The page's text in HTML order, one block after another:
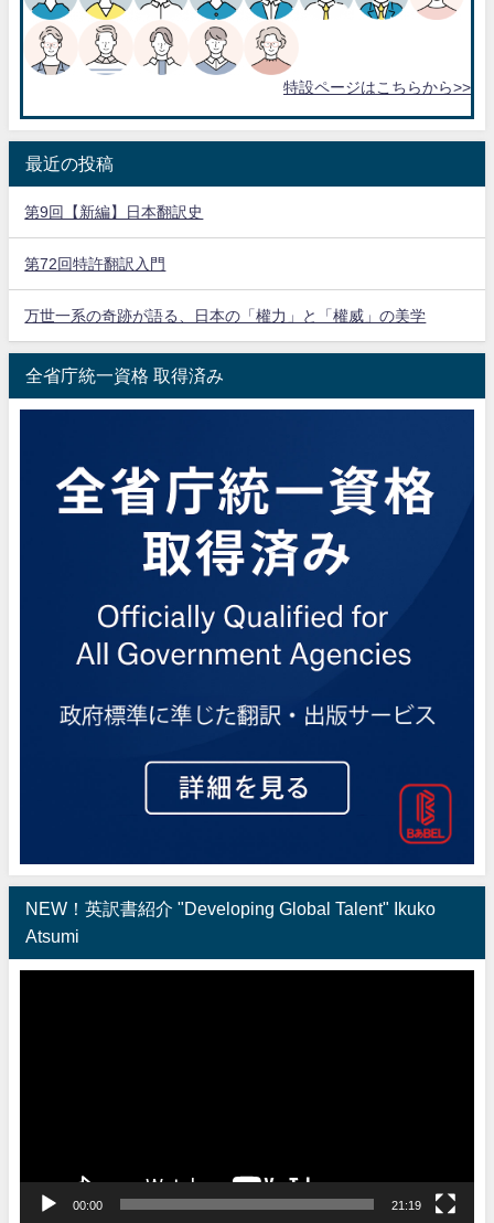
特設ページはこちらから>>
最近の投稿
第9回【新編】日本翻訳史
第72回特許翻訳入門
万世一系の奇跡が語る、日本の「權力」と「權威」の美学
全省庁統一資格 取得済み
NEW！英訳書紹介 "Developing Global Talent" Ikuko
Atsumi
00:00 21:19